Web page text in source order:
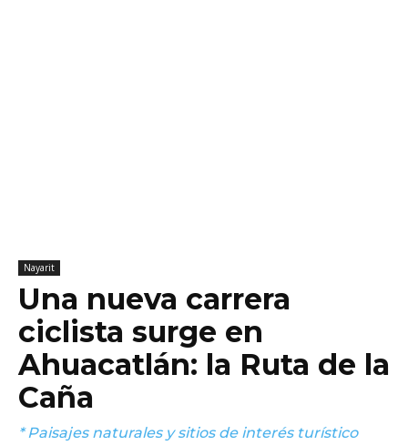
Nayarit
Una nueva carrera
ciclista surge en
Ahuacatlán: la Ruta de la
Caña
* Paisajes naturales y sitios de interés turístico